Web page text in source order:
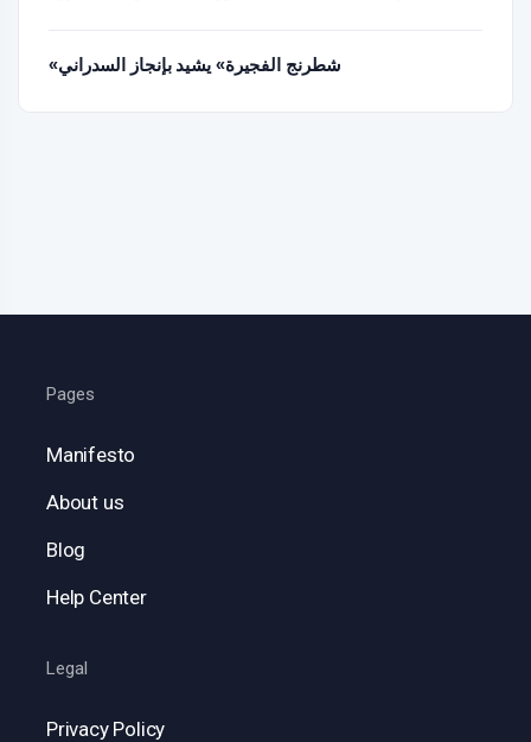
«شطرنج الفجيرة» يشيد بإنجاز السدراني
Pages
Manifesto
About us
Blog
Help Center
Legal
Privacy Policy